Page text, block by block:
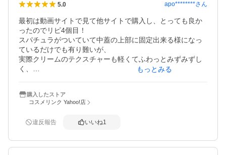
5.0 apo********さん
最初は動画サイトで見て他サイトで購入し、とっても良か
ったのでリピ4個目！
スパチュラがついていて中蓋の上部に固定出来る様になっ
ているだけでも有り難いが、
実際クリームのテクスチャーも軽くてふわっとみずみずし
く、
メイク前のお肌もツルすべ、もっちもちでファンデののり
や定着感も抜群です。
足！
リーム！
もっとみる
購入したストア
コスメリンク Yahoo!店
違反報告 いいね1